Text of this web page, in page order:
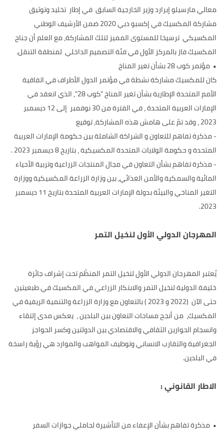
معالي مارسيلو إبرارد وزير الخارجية السابق في إطار تخليد وتوثيق
مشاركة المكسيك في إكسبو دبي 2020 ضمن الأرشيف الوطني
المكسيكي ترسيخا للمستوى المميز لتلك المشاركة، مع العلم أن جناح
المكسيك فاز بالمركز الأول في فئة التصميم الداخلي لمنطقة التنقل.
• مؤتمر كوب 28 بشأن تغير المناخ
كان للمكسيك مشاركة نشطة في مؤتمر الدول الأطراف في اتفاقية
الأمم المتحدة الإطارية بشأن تغير المناخ "كوب 28"، الذي انعقد في
الإمارات العربية المتحدة ، في الفترة من 30 نوفمبر إلى 12 ديسمبر
2023 ، وقد تمّ على هامش هذه المشاركة، توقيع
-مذكرة تفاهم للتعاون و الشراكة الشاملة بين حكومة الإمارات العربية
المتحدة و حكومة الولايات المتحدة المكسيكية ، بتاريخ 8 ديسمبر 2023 .
-مذكرة تفاهم بشأن التعاون في مجال المنتجات الزراعية وتربية الأحياء
المائية والسمكية والأمن الغذائي، بين وزارة الزراعة المكسيكية ووزارة
التغير المناخي والبيئة بدولة الإمارات العربية المتحدة بتاريخ 11 ديسمبر
2023.
المهرجان الدولي الأول لنخيل التمر
يُعتبر المهرجان الدولي الأول لنخيل التمر المنظّم تحت إشراف جائزة
خليفة الدولية لنخيل التمر والابتكار الزراعي في المكسيك في طبعيتين
حتى الآن (2022 و 2023 ) بالتعاون مع وزارة الزراعة والتنمية الريفية في
المكسيك، من أنجح مساحات التعاون بين البلدين ، يعكس مدى إلتقاء
وانسجام الحوارين الثقافي والاقتصادي بين الدولتين وكسر الحواجز
الجغرافية والتقارب الانساني وتوظيف المواهب والموارد هي رؤية راسخة
في البلدين.
الاطار القانوني :
• مذكرة تفاهم بشأن الإعفاء من التأشيرة لحاملي جوازات السفر